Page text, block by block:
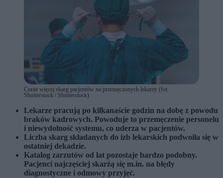
Coraz więcej skarg pacjentów na przemęczonych lekarzy (fot.
Shutterstock / Shutterstock)
Lekarze pracują po kilkanaście godzin na dobę z powodu
braków kadrowych. Powoduje to przemęczenie personelu
i niewydolność systemu, co uderza w pacjentów.
Liczba skarg składanych do izb lekarskich podwoiła się w
ostatniej dekadzie.
Katalog zarzutów od lat pozostaje bardzo podobny.
Pacjenci najczęściej skarżą się m.in. na błędy
diagnostyczne i odmowy przyjęć.